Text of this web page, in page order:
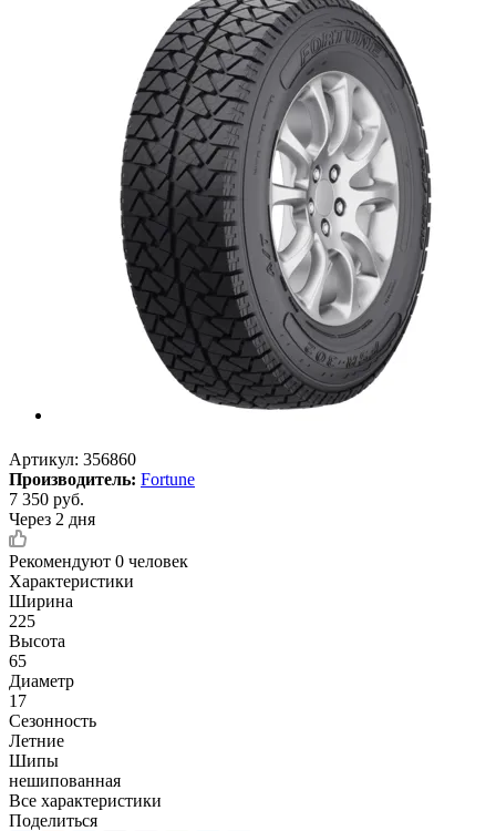
Артикул: 356860
Производитель: Fortune
7 350 руб.
Через 2 дня
Рекомендуют 0 человек
Характеристики
Ширина
225
Высота
65
Диаметр
17
Сезонность
Летние
Шипы
нешипованная
Все характеристики
Поделиться